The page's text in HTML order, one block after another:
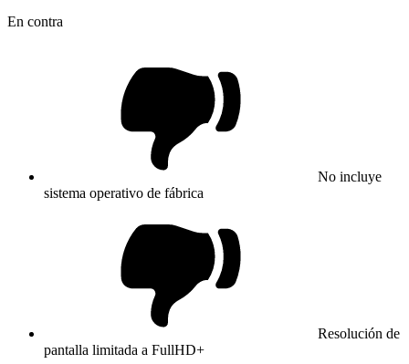
En contra
No incluye
sistema operativo de fábrica
Resolución de
pantalla limitada a FullHD+